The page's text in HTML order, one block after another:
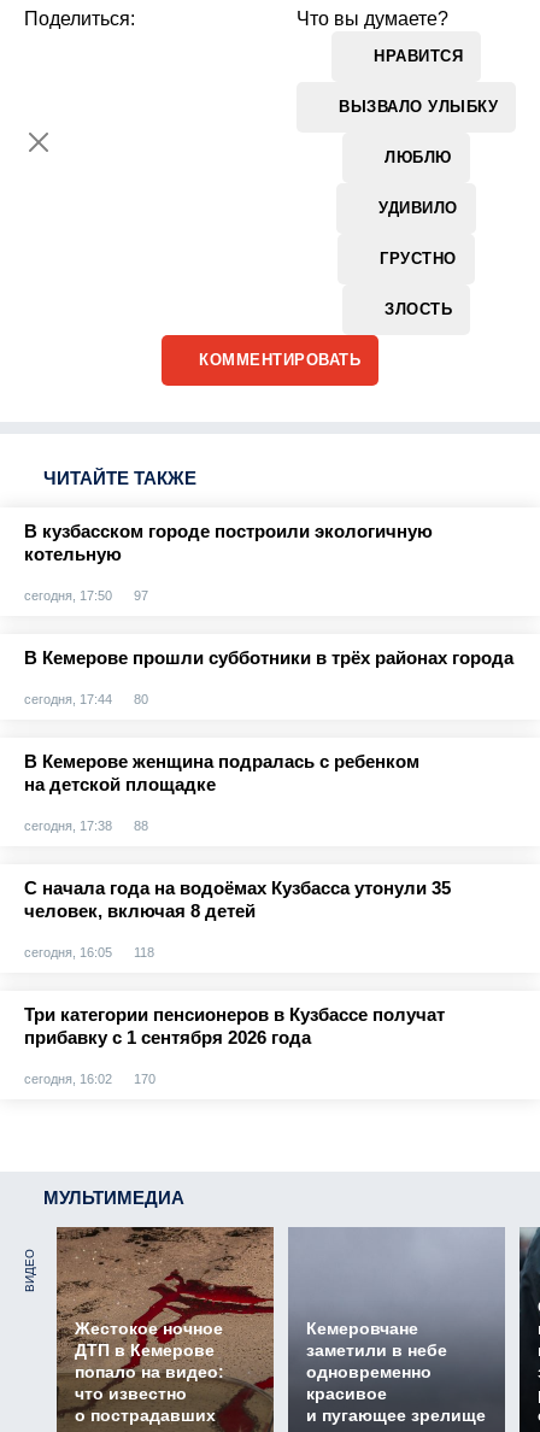
Что вы думаете?
НРАВИТСЯ
ВЫЗВАЛО УЛЫБКУ
ЛЮБЛЮ
УДИВИЛО
ГРУСТНО
ЗЛОСТЬ
Поделиться:
КОММЕНТИРОВАТЬ
ЧИТАЙТЕ ТАКЖЕ
В кузбасском городе построили экологичную
котельную
сегодня, 17:50 97
В Кемерове прошли субботники в трёх районах города
сегодня, 17:44 80
В Кемерове женщина подралась с ребенком
на детской площадке
сегодня, 17:38 88
С начала года на водоёмах Кузбасса утонули 35
человек, включая 8 детей
сегодня, 16:05 118
Три категории пенсионеров в Кузбассе получат
прибавку с 1 сентября 2026 года
сегодня, 16:02 170
МУЛЬТИМЕДИА
ВИДЕО
Жестокое ночное
ДТП в Кемерове
попало на видео:
что известно
о пострадавших
Кемеровчане
заметили в небе
одновременно
красивое
и пугающее зрелище